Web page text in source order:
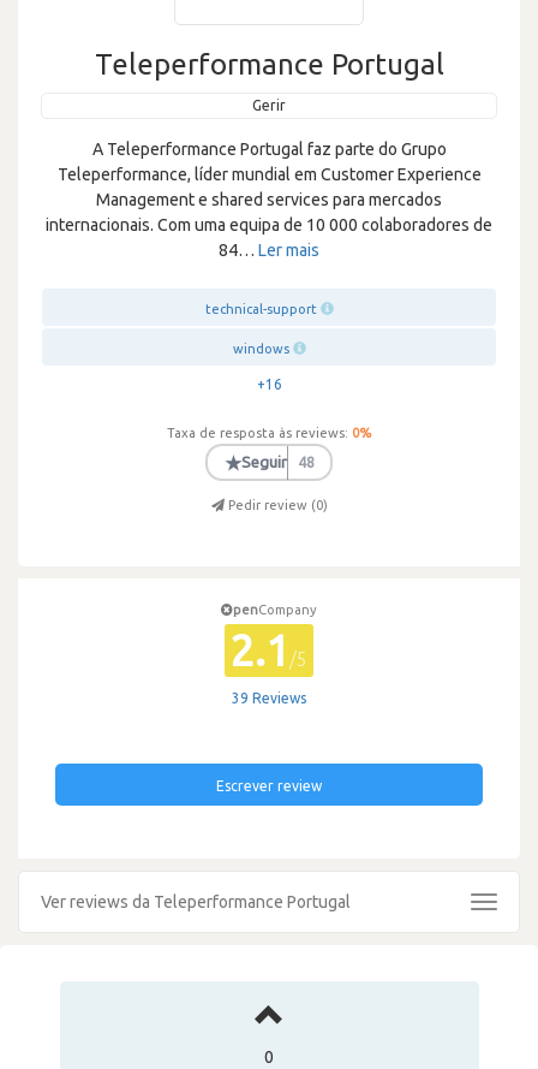
Teleperformance Portugal
Gerir
A Teleperformance Portugal faz parte do Grupo
Teleperformance, líder mundial em Customer Experience
Management e shared services para mercados
internacionais. Com uma equipa de 10 000 colaboradores de
84… Ler mais
technical-support
windows
+16
Taxa de resposta às reviews: 0%
★Seguir 48
Pedir review (0)
penCompany
2.1 /5
39 Reviews
Escrever review
Ver reviews da Teleperformance Portugal
Toggle
0